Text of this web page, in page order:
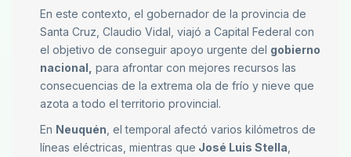
En este contexto, el gobernador de la provincia de
Santa Cruz, Claudio Vidal, viajó a Capital Federal con
el objetivo de conseguir apoyo urgente del gobierno
nacional, para afrontar con mejores recursos las
consecuencias de la extrema ola de frío y nieve que
azota a todo el territorio provincial.
En Neuquén , el temporal afectó varios kilómetros de
líneas eléctricas, mientras que José Luis Stella